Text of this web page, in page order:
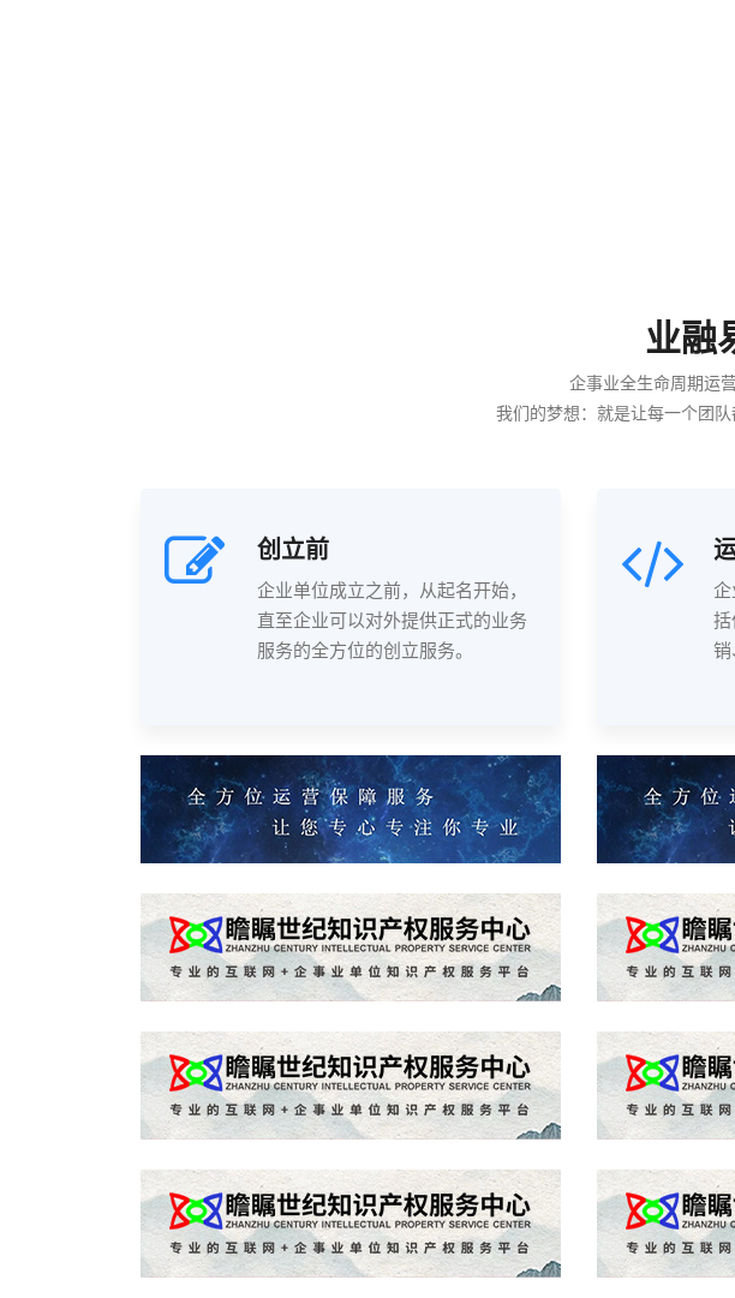
业融
企事业全生命周期运
我们的梦想：就是让每一个团
创立前
企业单位成立之前，从起名开始，
直至企业可以对外提供正式的业务
服务的全方位的创立服务。
销